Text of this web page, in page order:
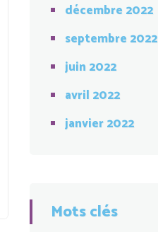
décembre 2022
septembre 2022
juin 2022
avril 2022
janvier 2022
Mots clés